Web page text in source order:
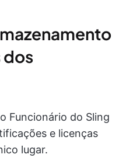
dos
Funcionário do Sling
e licenças
lugar.